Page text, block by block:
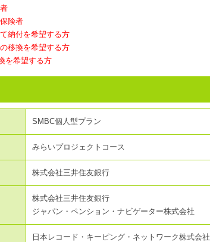
険者
納付を希望する方
移換を希望する方
を希望する方
SMBC個人型プラン
みらいプロジェクトコース
株式会社三井住友銀行
株式会社三井住友銀行
ジャパン・ペンション・ナビゲーター株式会社
日本レコード・キーピング・ネットワーク株式会社